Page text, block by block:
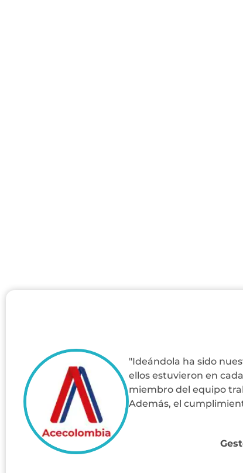
"Ideándola ha sido
ellos estuvieron en
miembro del equipo
Además, el